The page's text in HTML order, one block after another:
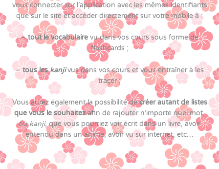
vous connecter sur l’application avec les mêmes identifiants
que sur le site et accéder directement sur votre mobile à :
–tout le vocabulairevu dans vos cours sous forme de
flashcards ;
–tous leskanjivus dans vos cours et vous entraîner à les
traçer ;
Vous aurez également la possibilité decréer autant de listes
que vous le souhaitezafin de rajouter n’importe quel mot,
oukanji, que vous pourriez voir écrit dans un livre, avoir
entendu dans un anime, avoir vu sur internet, etc…